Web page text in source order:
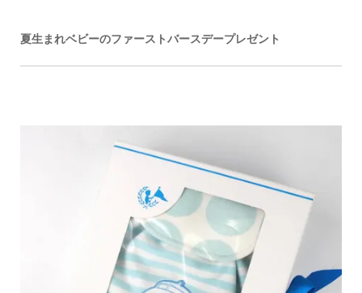
夏生まれベビーのファーストバースデープレゼント